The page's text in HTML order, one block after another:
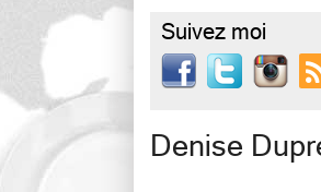
Suivez moi
Denise